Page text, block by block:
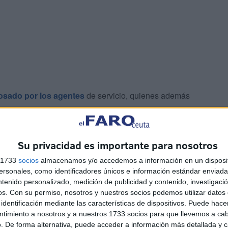
Su privacidad es importante para nosotros
socios almacenamos y/o accedemos a información en un
como identificadores únicos e información estándar
personalizado, medición de publicidad y contenido,
Con su permiso, nosotros y nuestros socios podemos utilizar datos
mediante las características de dispositivos. Puede
a nosotros y a nuestros 1733 socios para que llevemos a
De forma alternativa, puede acceder a información más detallada y
por los agentes de servicio, quienes además